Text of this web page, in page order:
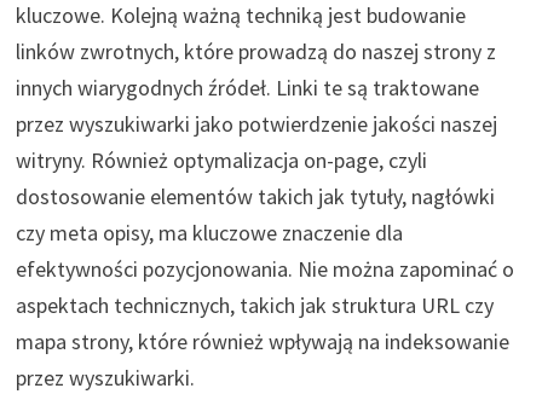
kluczowe. Kolejną ważną techniką jest budowanie
linków zwrotnych, które prowadzą do naszej strony z
innych wiarygodnych źródeł. Linki te są traktowane
przez wyszukiwarki jako potwierdzenie jakości naszej
witryny. Również optymalizacja on-page, czyli
dostosowanie elementów takich jak tytuły, nagłówki
czy meta opisy, ma kluczowe znaczenie dla
efektywności pozycjonowania. Nie można zapominać o
aspektach technicznych, takich jak struktura URL czy
mapa strony, które również wpływają na indeksowanie
przez wyszukiwarki.